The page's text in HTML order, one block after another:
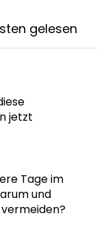
gelesen
jetzt
Tage im
und